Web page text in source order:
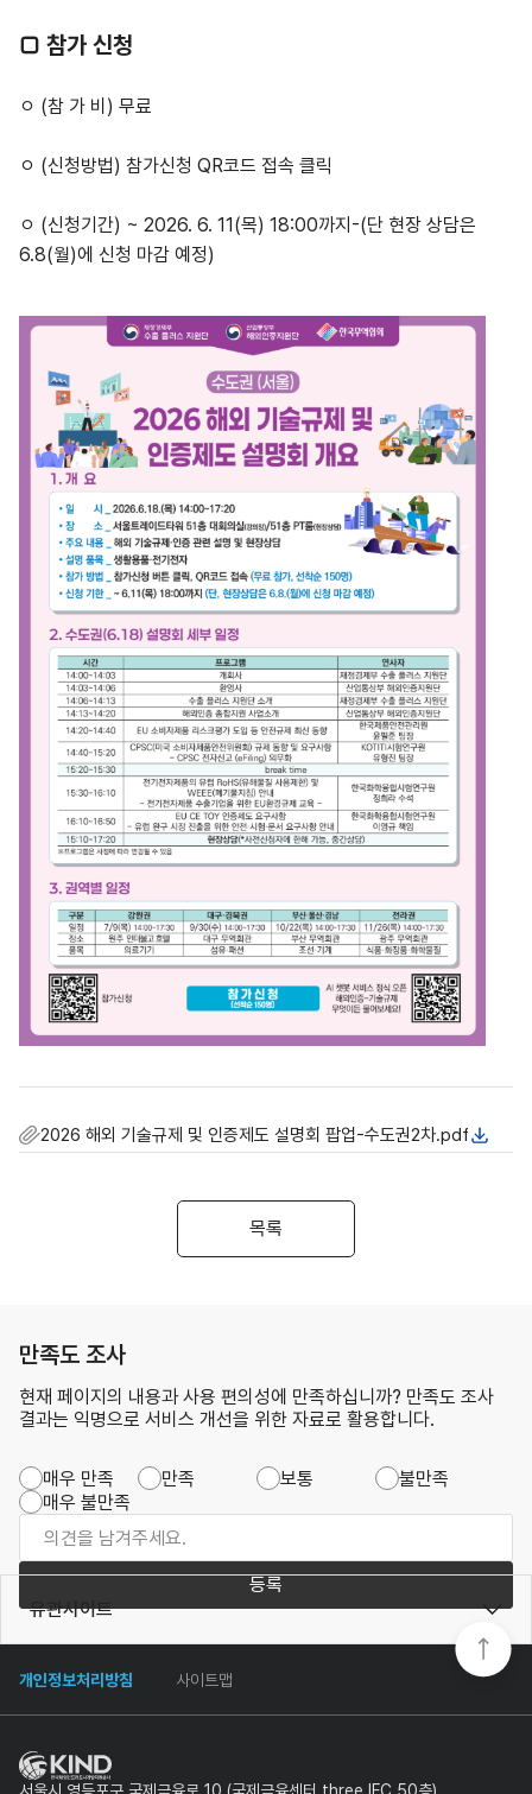
□ 참가 신청
ㅇ (참 가 비) 무료
ㅇ (신청방법) 참가신청 QR코드 접속 클릭
ㅇ (신청기간) ~ 2026. 6. 11(목) 18:00까지-(단 현장 상담은
6.8(월)에 신청 마감 예정)
2026 해외 기술규제 및 인증제도 설명회 팝업-수도권2차.pdf
목록
만족도 조사
현재 페이지의 내용과 사용 편의성에 만족하십니까? 만족도 조사
결과는 익명으로 서비스 개선을 위한 자료로 활용합니다.
매우 만족 만족 보통
불만족
매우 불만족
등록
개인정보처리방침 사이트맵
유관사이트